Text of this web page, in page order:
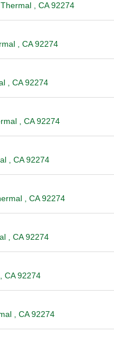
, CA 92274
, CA 92274
, CA 92274
, CA 92274
, CA 92274
, CA 92274
, CA 92274
CA 92274
, CA 92274